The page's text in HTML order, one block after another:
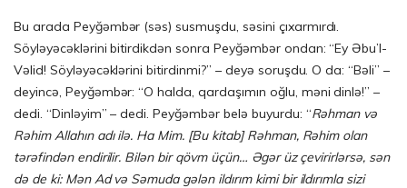
Bu arada Peyğəmbər (səs) susmuşdu, səsini çıxarmırdı.
Söyləyəcək­lərini bitirdikdən sonra Peyğəmbər ondan: “Ey Əbu’l-
Vəlid! Söyləyəcəklərini bi­tirdinmi?” – deyə soruşdu. O da: “Bəli” –
deyincə, Peyğəmbər: “O halda, qardaşımın oğlu, məni dinlə!” –
dedi. “Dinləyim” – dedi. Peyğəmbər belə buyurdu: “Rəhman və
Rəhim Allahın adı ilə. Ha Mim. [Bu kitab] Rəhman, Rəhim olan
tərəfindən endirilir. Bilən bir qövm üçün… Əgər üz çevirirlərsə, sən
də de ki: Mən Ad və Səmuda gələn ildırım kimi bir ildırımla sizi